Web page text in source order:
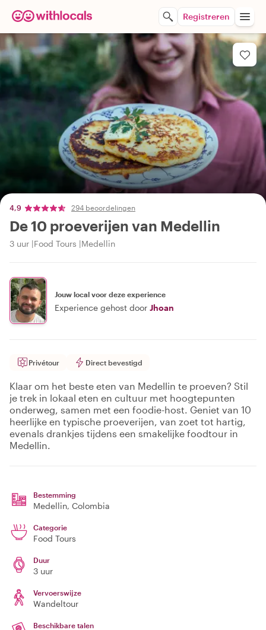
Registreren
4,9 294 beoordelingen
De 10 proeverijen van Medellin
3 uur Food Tours Medellin
Jouw local voor deze experience
Experience gehost door Jhoan
Privétour Direct bevestigd
Klaar om het beste eten van Medellin te proeven? Stil
je trek in lokaal eten en cultuur met hoogtepunten
onderweg, samen met een foodie-host. Geniet van 10
heerlijke en typische proeverijen, van zoet tot hartig,
evenals drankjes tijdens een smakelijke foodtour in
Medellin.
Bestemming
Medellin, Colombia
Categorie
Food Tours
Duur
3 uur
Vervoerswijze
Wandeltour
Beschikbare talen